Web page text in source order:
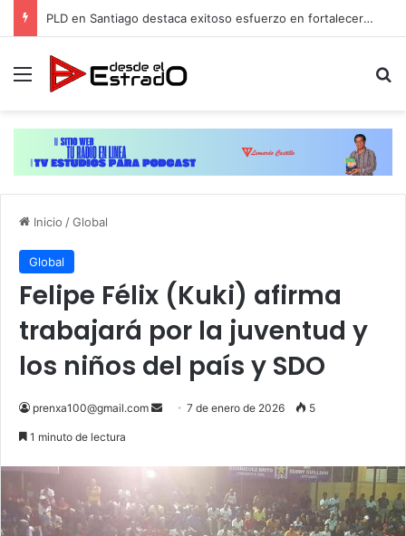
PLD en Santiago destaca exitoso esfuerzo en fortalecer su estructura y contacto con las comunidades
Menú
Inicio /Global
Global
Felipe Félix (Kuki) afirma
trabajará por la juventud y
los niños del país y SDO
prenxa100@gmail.com
Send7 de enero de 2026 5
1 minuto de lectura